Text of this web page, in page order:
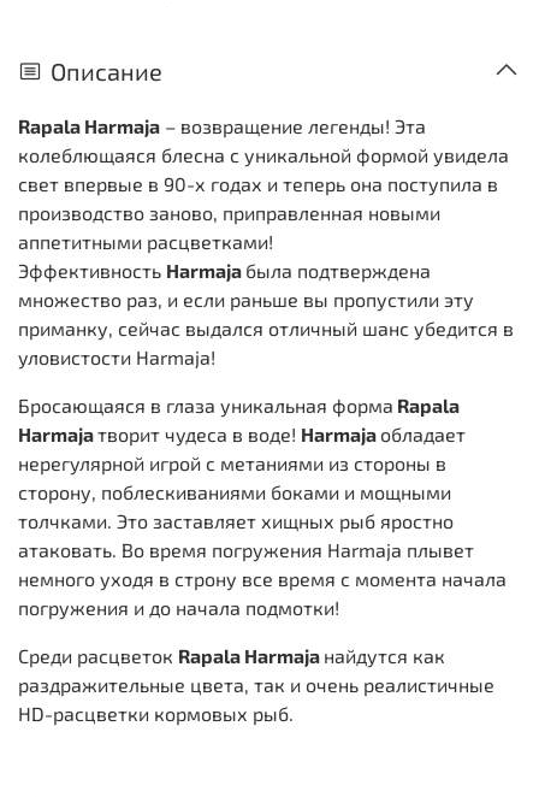
Описание
Rapala Harmaja – возвращение легенды! Эта
колеблющаяся блесна с уникальной формой увидела
свет впервые в 90-х годах и теперь она поступила в
производство заново, приправленная новыми
аппетитными расцветками!
Эффективность Harmaja была подтверждена
множество раз, и если раньше вы пропустили эту
приманку, сейчас выдался отличный шанс убедится в
уловистости Harmaja!
Бросающаяся в глаза уникальная форма Rapala
Harmajaтворит чудеса в воде! Harmaja обладает
нерегулярной игрой с метаниями из стороны в
сторону, поблескиваниями боками и мощными
толчками. Это заставляет хищных рыб яростно
атаковать. Во время погружения Harmaja плывет
немного уходя в строну все время с момента начала
погружения и до начала подмотки!
Среди расцветок Rapala Harmaja найдутся как
раздражительные цвета, так и очень реалистичные
HD-расцветки кормовых рыб.